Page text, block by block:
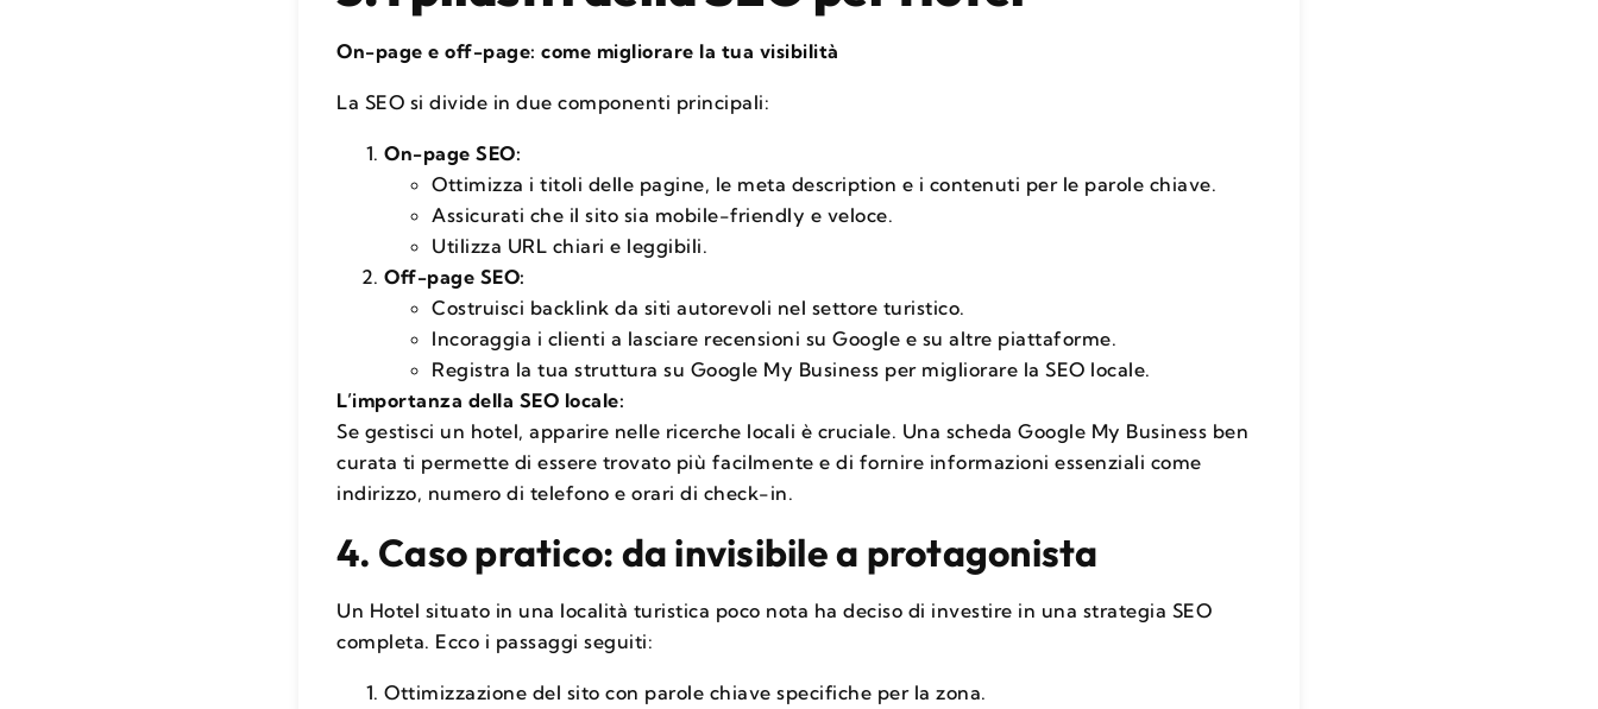
On-page e off-page: come migliorare la tua visibilità
La SEO si divide in due componenti principali:
On-page SEO:
Ottimizza i titoli delle pagine, le meta description e i contenuti per le parole chiave.
Assicurati che il sito sia mobile-friendly e veloce.
Utilizza URL chiari e leggibili.
Off-page SEO:
Costruisci backlink da siti autorevoli nel settore turistico.
Incoraggia i clienti a lasciare recensioni su Google e su altre piattaforme.
Registra la tua struttura su Google My Business per migliorare la SEO locale.
L’importanza della SEO locale:
Se gestisci un hotel, apparire nelle ricerche locali è cruciale. Una scheda Google My Business ben
curata ti permette di essere trovato più facilmente e di fornire informazioni essenziali come
indirizzo, numero di telefono e orari di check-in.
4. Caso pratico: da invisibile a protagonista
Un Hotel situato in una località turistica poco nota ha deciso di investire in una strategia SEO
completa. Ecco i passaggi seguiti:
Ottimizzazione del sito con parole chiave specifiche per la zona.